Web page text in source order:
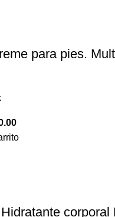
para pies.
corporal